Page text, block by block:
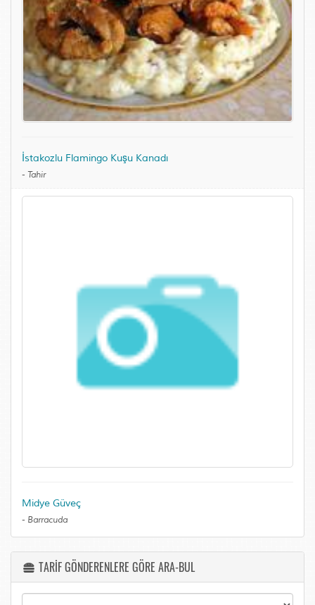
İstakozlu Flamingo Kuşu Kanadı
- Tahir
Midye Güveç
- Barracuda
TARİF GÖNDERENLERE GÖRE ARA-BUL